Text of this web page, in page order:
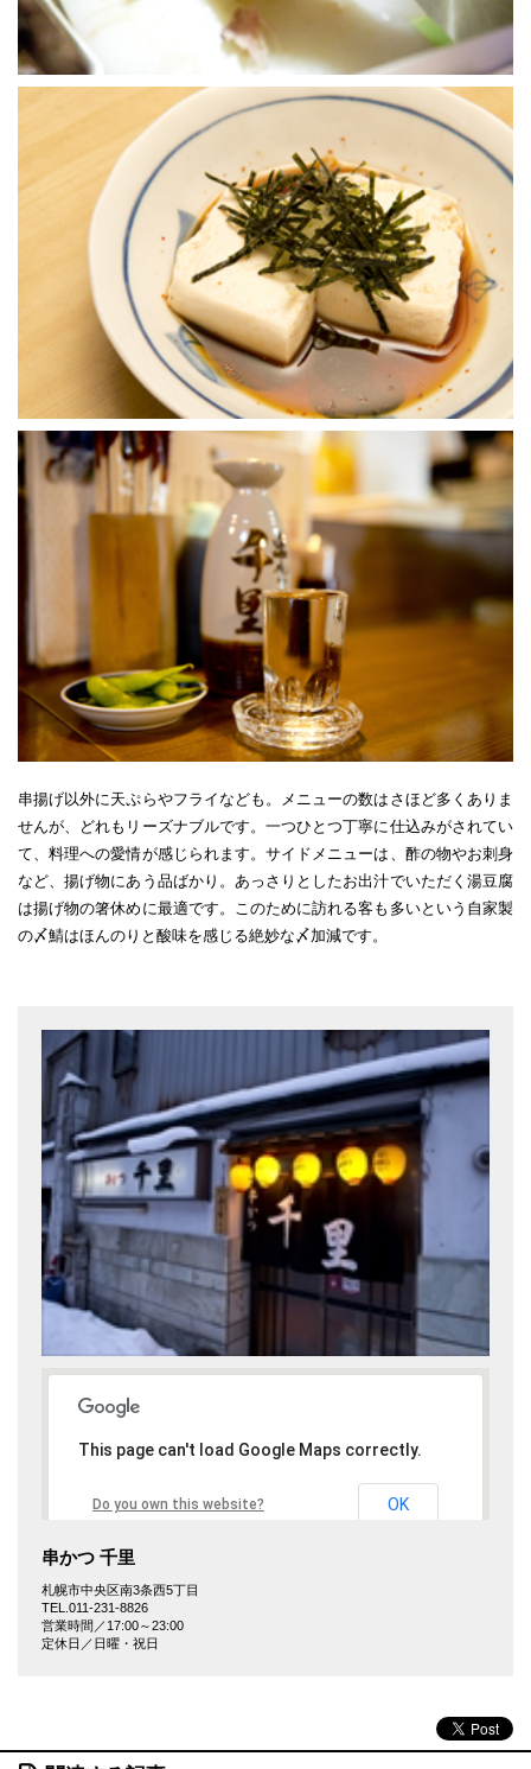
串揚げ以外に天ぷらやフライなども。メニューの数はさほど多くありま
せんが、どれもリーズナブルです。一つひとつ丁寧に仕込みがされてい
て、料理への愛情が感じられます。サイドメニューは、酢の物やお刺身
など、揚げ物にあう品ばかり。あっさりとしたお出汁でいただく湯豆腐
は揚げ物の箸休めに最適です。このために訪れる客も多いという自家製
の〆鯖はほんのりと酸味を感じる絶妙な〆加減です。
This page can't load Google Maps correctly.
Do you own this website? OK
串かつ 千里
札幌市中央区南3条西5丁目
TEL.011-231-8826
営業時間／17:00～23:00
定休日／日曜・祝日